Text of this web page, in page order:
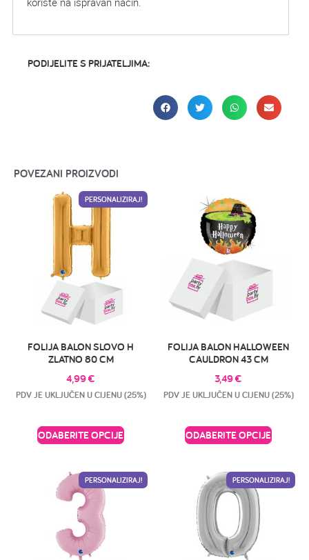
PODIJELITE S PRIJATELJIMA:
POVEZANI PROIZVODI
PERSONALIZIRAJ!
FOLIJA BALON SLOVO H
ZLATNO 80 CM
4,99€
PDV JE UKLJUČEN U CIJENU (25%)
ODABERITE OPCIJE
FOLIJA BALON HALLOWEEN
CAULDRON 43 CM
3,49€
PDV JE UKLJUČEN U CIJENU (25%)
ODABERITE OPCIJE
PERSONALIZIRAJ! PERSONALIZIRAJ!